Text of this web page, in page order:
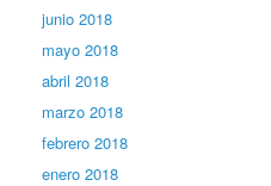
junio 2018
mayo 2018
abril 2018
marzo 2018
febrero 2018
enero 2018